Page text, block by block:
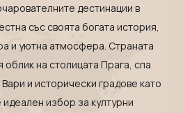
Македония
дестинации в
със своята богата история,
и уютна атмосфера. Страната
облик на столицата Прага , спа
и исторически градове като
идеален избор за културни